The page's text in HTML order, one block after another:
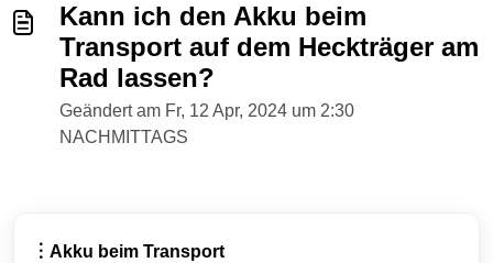
Kann ich den Akku beim
Transport auf dem Heckträger am
Rad lassen?
Geändert am Fr, 12 Apr, 2024 um 2:30
NACHMITTAGS
︙Akku beim Transport